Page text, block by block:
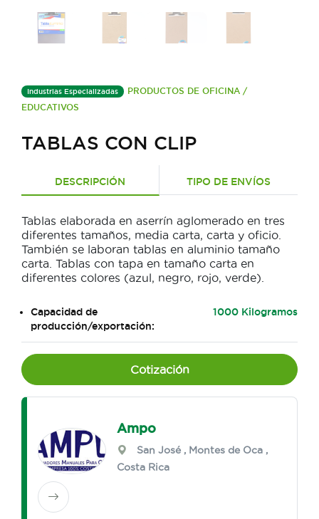
Industrias Especializadas
PRODUCTOS DE OFICINA /
EDUCATIVOS
TABLAS CON CLIP
DESCRIPCIÓN TIPO DE ENVÍOS
Tablas elaborada en aserrín aglomerado en tres
diferentes tamaños, media carta, carta y oficio.
También se laboran tablas en aluminio tamaño
carta. Tablas con tapa en tamaño carta en
diferentes colores (azul, negro, rojo, verde).
Capacidad de
producción/exportación:
1000 Kilogramos
Cotización
Ampo
San José , Montes de Oca ,
Costa Rica